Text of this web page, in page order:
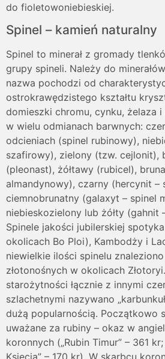
do fioletowoniebieskiej.
Spinel – kamień naturalny
Spinel to minerał z gromady
grupy spineli. Należy do
nazwa pochodzi od
ostrokrawędzistego kształtu
domieszki chromu, cynku, żelaza
w wielu odmianach barwnych:
odcieniach (spinel rubinowy),
szafirowy), zielony (tzw. cejlonit),
(pleonast), żółtawy (rubicel),
almandynowy), czarny (hercynit –
ciemnobrunatny (galaxyt – spinel
niebieskozielony lub żółty (gahnit
Spinele jakości jubilerskiej
okolicach Bo Ploi), Kambodży i
niewielkie ilości spinelu
złotonośnych w okolicach
starożytności łącznie z innymi
szlachetnymi nazywano
dużą popularnością. Początkowo
uważane za rubiny – okaz w
koronnych („Rubin Timur” – 361